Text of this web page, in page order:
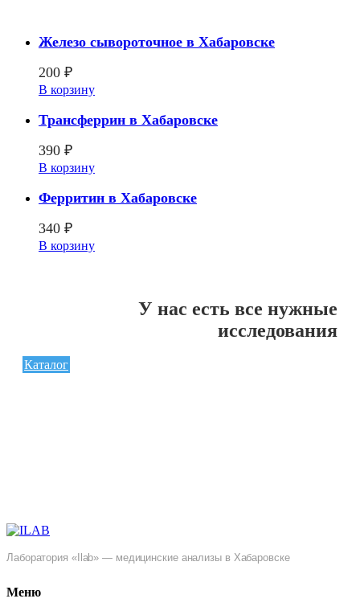
Железо сывороточное в Хабаровске
200 ₽
В корзину
Трансферрин в Хабаровске
390 ₽
В корзину
Ферритин в Хабаровске
340 ₽
В корзину
У нас есть все нужные
исследования
Каталог
Лаборатория «Ilab» — медицинские анализы в Хабаровске
Меню